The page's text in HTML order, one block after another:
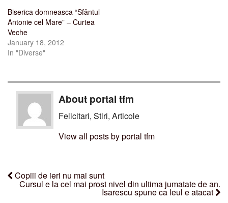
Biserica domneasca “Sfântul
Antonie cel Mare” – Curtea
Veche
January 18, 2012
In "Diverse"
About portal tfm
Felicitari, Stiri, Articole
View all posts by portal tfm
Copiii de ieri nu mai sunt
Cursul e la cel mai prost nivel din ultima jumatate de an.
Isarescu spune ca leul e atacat